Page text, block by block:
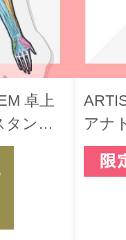
卓上
タンド
アナ
（女